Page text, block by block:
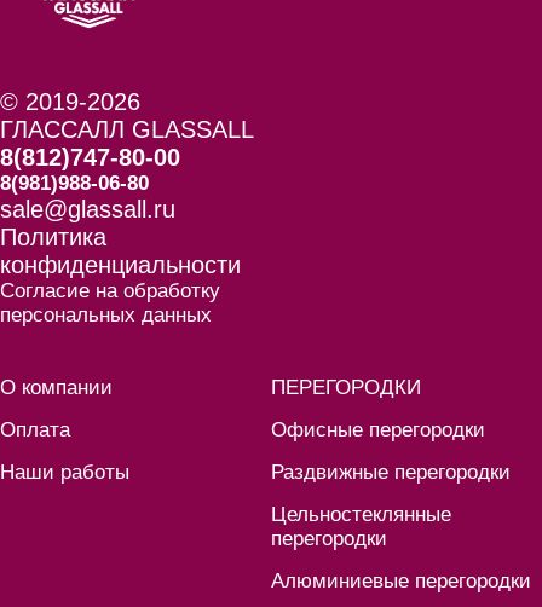
© 2019-2026
ГЛАССАЛЛ GLASSALL
8(812)747-80-00
8(981)988-06-80
sale@glassall.ru
Политика
конфиденциальности
Согласие на обработку
персональных данных
О компании
Оплата
Наши работы
ПЕРЕГОРОДКИ
Офисные перегородки
Раздвижные перегородки
Цельностеклянные
перегородки
Алюминиевые перегородки